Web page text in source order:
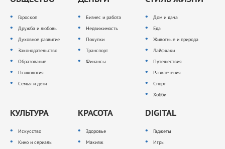
Гороскоп
Дружба и любовь
Духовное развитие
Законодательство
Образование
Психология
Семья и дети
Бизнес и работа
Недвижимость
Покупки
Транспорт
Финансы
Дом и дача
Еда
Животные и природа
Лайфхаки
Путешествия
Развлечения
Спорт
Хобби
КУЛЬТУРА
Искусство
Кино и сериалы
КРАСОТА
Здоровье
Макияж
DIGITAL
Гаджеты
Игры